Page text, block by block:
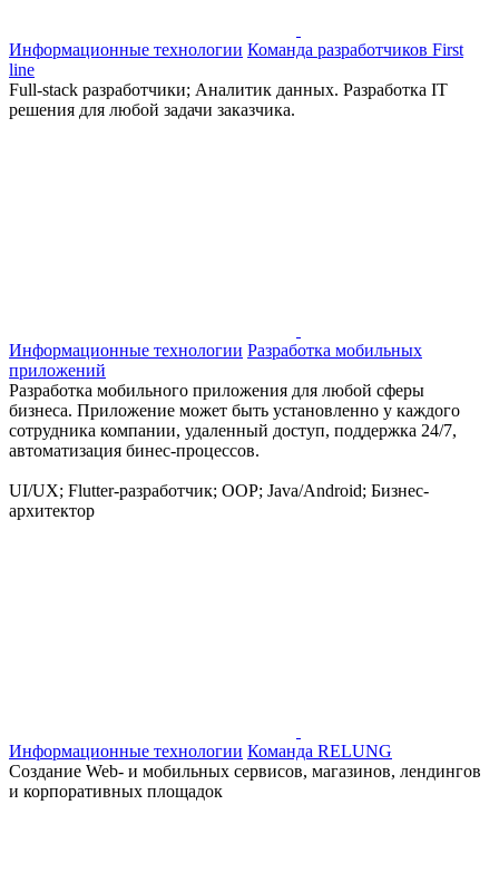
Информационные технологии Команда разработчиков First
line
Full-stack разработчики; Аналитик данных. Разработка IT
решения для любой задачи заказчика.
Информационные технологии Разработка мобильных
приложений
Разработка мобильного приложения для любой сферы
бизнеса. Приложение может быть установленно у каждого
сотрудника компании, удаленный доступ, поддержка 24/7,
автоматизация бинес-процессов.
UI/UX; Flutter-разработчик; OOP; Java/Android; Бизнес-
архитектор
Информационные технологии Команда RELUNG
Создание Web- и мобильных сервисов, магазинов, лендингов
и корпоративных площадок